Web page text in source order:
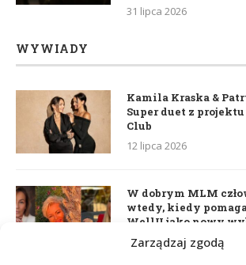
Zarządzaj zgodą
31 lipca 2026
WYWIADY
Kamila Kraska &
Super duet z
Club
12 lipca 2026
W dobrym MLM
wtedy, kiedy
WellU jako nowy
lidera